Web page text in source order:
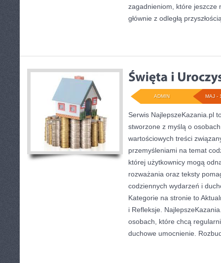
zagadnieniom, które jeszcze
głównie z odległą
MAJ -
ADMIN
Serwis NajlepszeKazania.pl
stworzone z myślą o
wartościowych treści
przemyśleniami na temat
której użytkownicy mogą
rozważania oraz teksty
codziennych wydarzeń i
Kategorie na stronie to
i Refleksje.
osobach, które chcą
duchowe umocnienie.